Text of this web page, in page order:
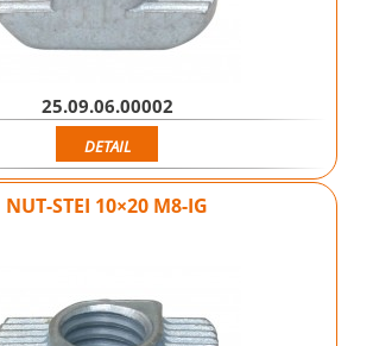
25.09.06.00002
DETAIL
NUT-STEI 10×20 M8-IG